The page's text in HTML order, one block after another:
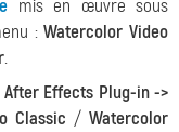
mis en œuvre sous
:Watercolor Video
.
Effects Plug-in ->
Сlassic /Watercolor